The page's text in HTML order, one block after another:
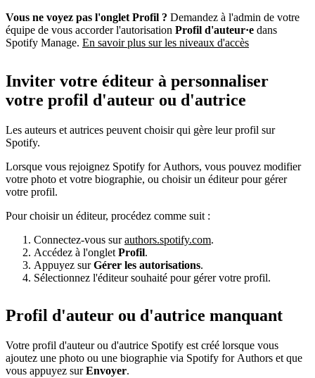
Vous ne voyez pas l'onglet Profil ? Demandez à l'admin de votre
équipe de vous accorder l'autorisation Profil d'auteur·e dans
Spotify Manage. En savoir plus sur les niveaux d'accès
Inviter votre éditeur à personnaliser
votre profil d'auteur ou d'autrice
Les auteurs et autrices peuvent choisir qui gère leur profil sur
Spotify.
Lorsque vous rejoignez Spotify for Authors, vous pouvez modifier
votre photo et votre biographie, ou choisir un éditeur pour gérer
votre profil.
Pour choisir un éditeur, procédez comme suit :
Connectez-vous surauthors.spotify.com.
Accédez à l'onglet Profil.
Appuyez surGérer les autorisations.
Sélectionnez l'éditeur souhaité pour gérer votre profil.
Profil d'auteur ou d'autrice manquant
Votre profil d'auteur ou d'autrice Spotify est créé lorsque vous
ajoutez une photo ou une biographie via Spotify for Authors et que
vous appuyez surEnvoyer.